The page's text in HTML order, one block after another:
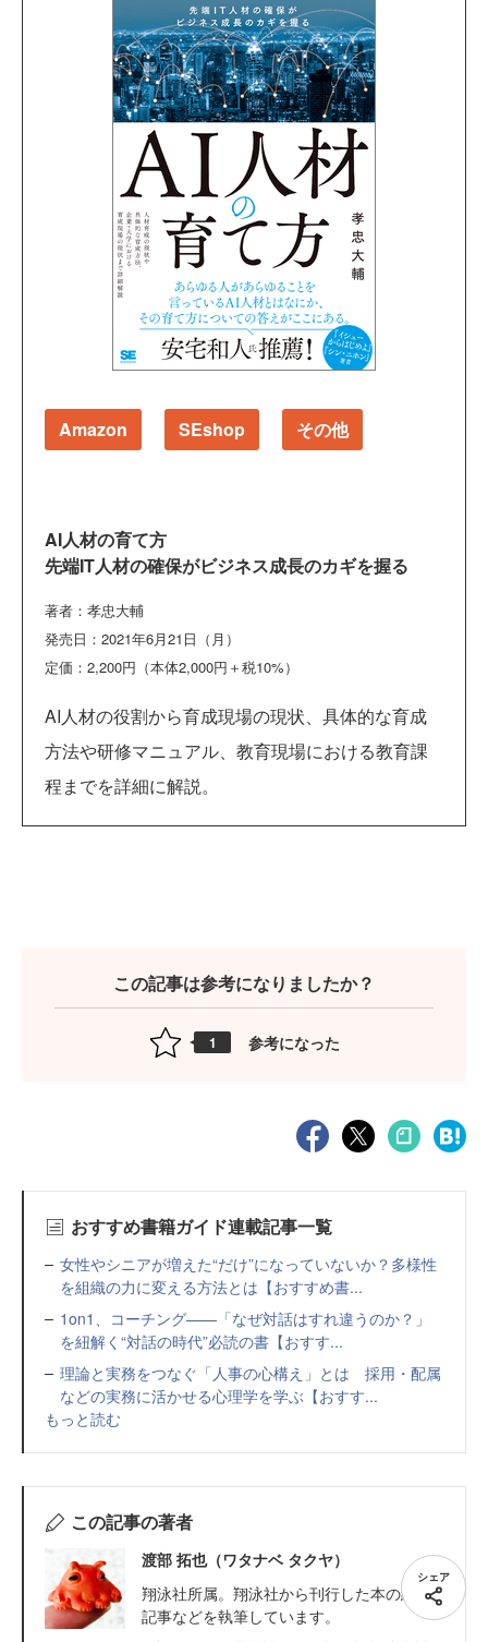
Amazon SEshop その他
AI人材の育て方
先端IT人材の確保がビジネス成長のカギを握る
著者：孝忠大輔
発売日：2021年6月21日（月）
定価：2,200円（本体2,000円＋税10%）
AI人材の役割から育成現場の現状、具体的な育成
方法や研修マニュアル、教育現場における教育課
程までを詳細に解説。
この記事は参考になりましたか？
1 参考になった
おすすめ書籍ガイド連載記事一覧
女性やシニアが増えた“だけ”になっていないか？多様性
を組織の力に変える方法とは【おすすめ書...
1on1、コーチング——「なぜ対話はすれ違うのか？」
を紐解く“対話の時代”必読の書【おすす...
理論と実務をつなぐ「人事の心構え」とは 採用・配属
などの実務に活かせる心理学を学ぶ【おすす...
もっと読む
この記事の著者
渡部 拓也（ワタナベ タクヤ）
翔泳社所属。翔泳社から刊行した本の紹介
記事などを執筆しています。
シェア